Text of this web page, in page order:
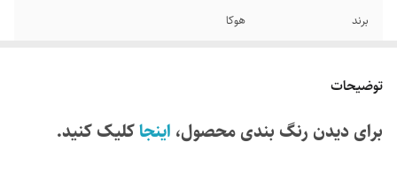
برند هوکا
وضعیت کارکرد اکبند
توضیحات
برای دیدن رنگ بندی محصول، اینجاکلیک کنید.